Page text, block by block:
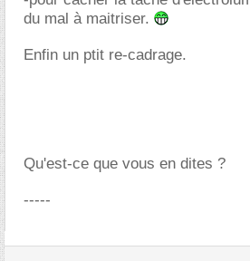
du mal à maitriser.
Enfin un ptit re-cadrage.
Qu'est-ce que vous en dites ?
-----